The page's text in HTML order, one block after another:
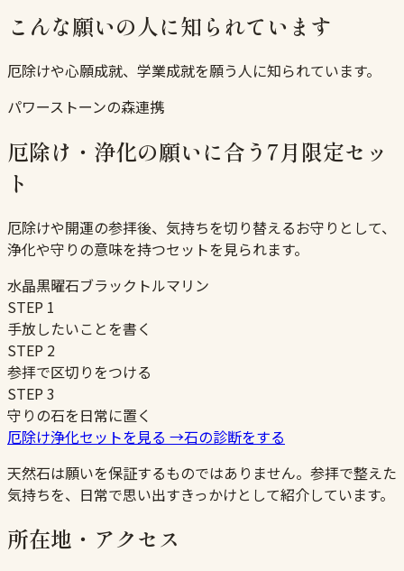
こんな願いの人に知られています
厄除けや心願成就、学業成就を願う人に知られています。
パワーストーンの森連携
厄除け・浄化の願いに合う7月限定セッ
ト
厄除けや開運の参拝後、気持ちを切り替えるお守りとして、
浄化や守りの意味を持つセットを見られます。
水晶黒曜石ブラックトルマリン
STEP 1
手放したいことを書く
STEP 2
参拝で区切りをつける
STEP3
守りの石を日常に置く
厄除け浄化セットを見る →石の診断をする
天然石は願いを保証するものではありません。参拝で整えた
気持ちを、日常で思い出すきっかけとして紹介しています。
所在地・アクセス